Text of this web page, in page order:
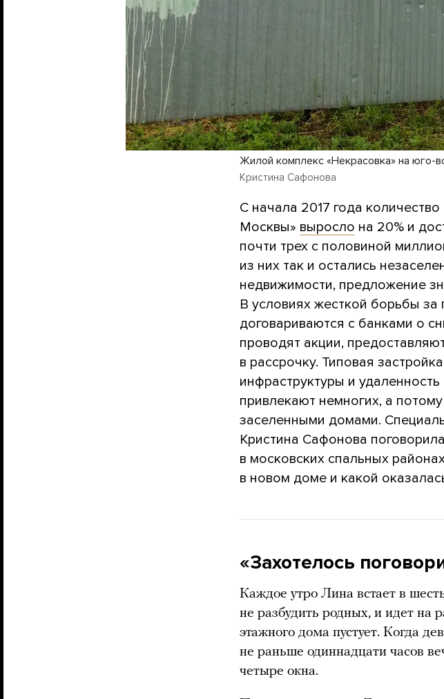
Жилой комплекс «Некрасовка» на юго-
Кристина Сафонова
С начала 2017 года
Москвы» выросло на 20% и
почти трех с половиной
из них так и остались
недвижимости, предложение
В условиях жесткой борьбы за
договариваются с банками о
проводят акции,
в рассрочку. Типовая
инфраструктуры и
привлекают немногих, а
заселенными домами.
Кристина Сафонова
в московских спальных
в новом доме и какой
«Захотелось
Каждое утро Лина встает в
не разбудить родных, и идет на
этажного дома пустует. Когда
не раньше одиннадцати часов
четыре окна.